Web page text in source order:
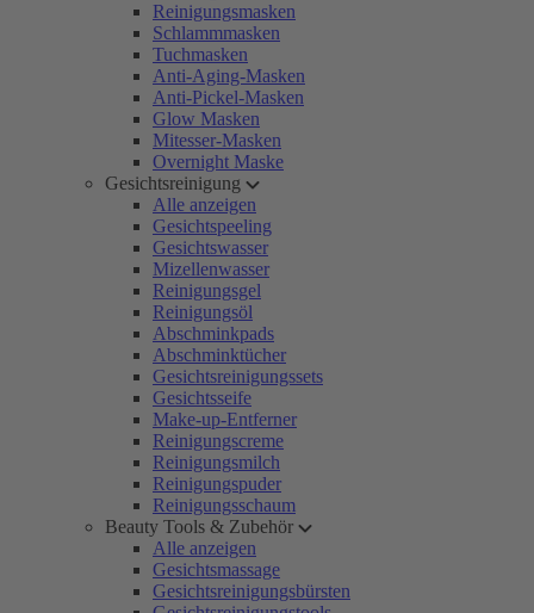
Reinigungsmasken
Schlammmasken
Tuchmasken
Anti-Aging-Masken
Anti-Pickel-Masken
Glow Masken
Mitesser-Masken
Overnight Maske
Gesichtsreinigung
Alle anzeigen
Gesichtspeeling
Gesichtswasser
Mizellenwasser
Reinigungsgel
Reinigungsöl
Abschminkpads
Abschminktücher
Gesichtsreinigungssets
Gesichtsseife
Make-up-Entferner
Reinigungscreme
Reinigungsmilch
Reinigungspuder
Reinigungsschaum
Beauty Tools & Zubehör
Alle anzeigen
Gesichtsmassage
Gesichtsreinigungsbürsten